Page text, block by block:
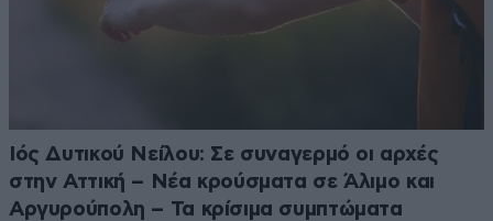
Ιός Δυτικού Νείλου: Σε συναγερμό οι αρχές
στην Αττική – Νέα κρούσματα σε Άλιμο και
Αργυρούπολη – Τα κρίσιμα συμπτώματα